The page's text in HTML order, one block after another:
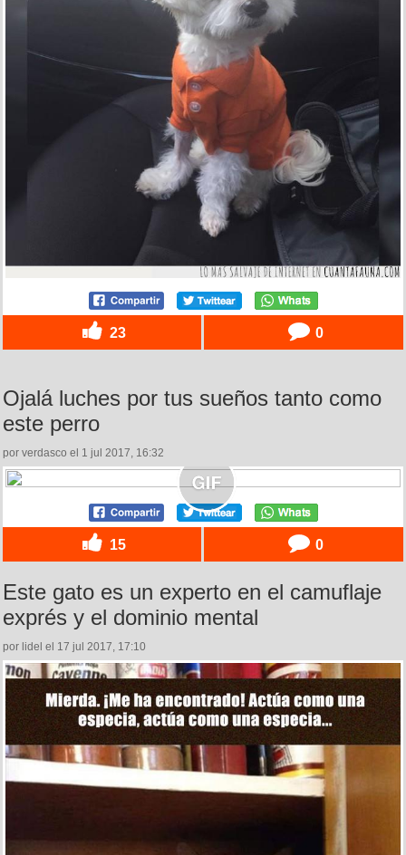
23 0
Ojalá luches por tus sueños tanto como
este perro
por verdasco el 1 jul 2017, 16:32
15 0
Este gato es un experto en el camuflaje
exprés y el dominio mental
por lidel el 17 jul 2017, 17:10